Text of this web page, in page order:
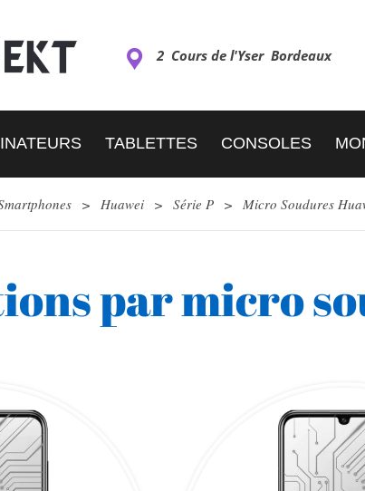
2 Cours de l'Yser Bordeaux
TABLETTES CONSOLES
> Huawei > Série P > Micro Soudures
par micro